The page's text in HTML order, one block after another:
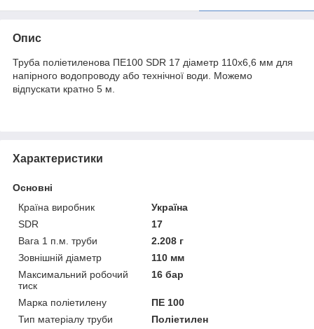
Опис
Труба поліетиленова ПЕ100 SDR 17 діаметр 110x6,6 мм для
напірного водопроводу або технічної води. Можемо
відпускати кратно 5 м.
Характеристики
Основні
Країна виробник
Україна
SDR
17
Вага 1 п.м. труби
2.208 г
Зовнішній діаметр
110 мм
Максимальний робочий
тиск
16 бар
Марка поліетилену
ПЕ 100
Тип матеріалу труби
Поліетилен